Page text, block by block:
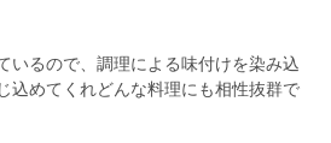
いるので、調理による味付けを染み込
込めてくれどんな料理にも相性抜群で